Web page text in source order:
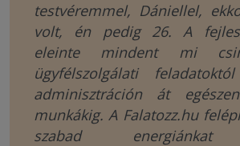
testvéremmel, Dániellel,
volt, én pedig 26. A
eleinte mindent mi
ügyfélszolgálati
adminisztráción át
munkákig. A Falatozz.hu
szabad energiánkat